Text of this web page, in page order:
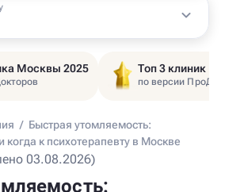
Москвы 2025 Топ 3 клиник
по версии
/ Быстрая утомляемость:
к психотерапевту в Москве
03.08.2026)